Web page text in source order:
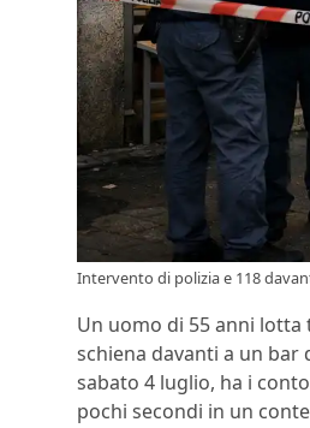
Intervento di polizia e 118
Un uomo di 55 anni
schiena davanti a un bar
sabato 4 luglio, ha i
pochi secondi in un